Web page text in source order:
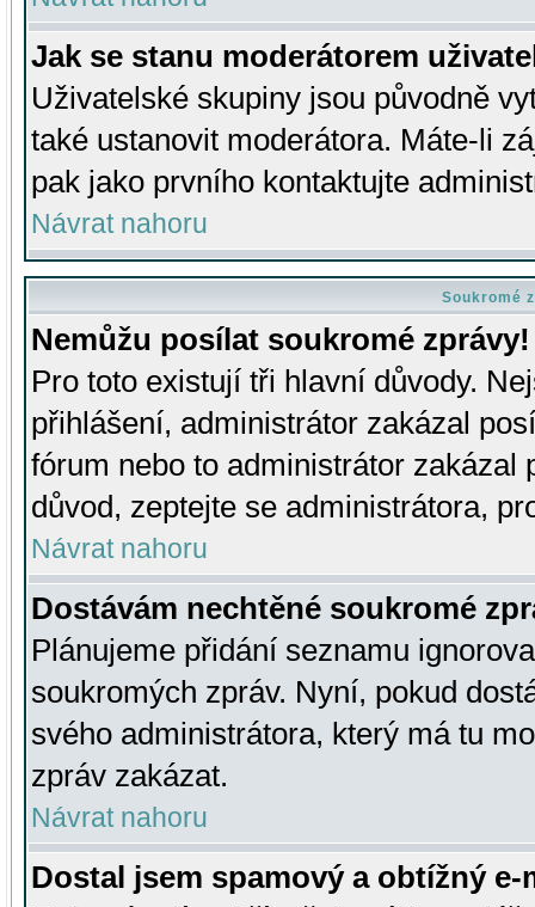
Jak se stanu moderátorem
Uživatelské skupiny jsou původně
také ustanovit moderátora. Máte-li
pak jako prvního kontaktujte
Návrat nahoru
Soukromé
Nemůžu posílat soukromé zprávy!
Pro toto existují tři hlavní důvody.
přihlášení, administrátor zakázal
fórum nebo to administrátor zakázal
důvod, zeptejte se administrátora,
Návrat nahoru
Dostávám nechtěné soukromé
Plánujeme přidání seznamu
soukromých zpráv. Nyní, pokud
svého administrátora, který má tu
zpráv zakázat.
Návrat nahoru
Dostal jsem spamový a obtížný